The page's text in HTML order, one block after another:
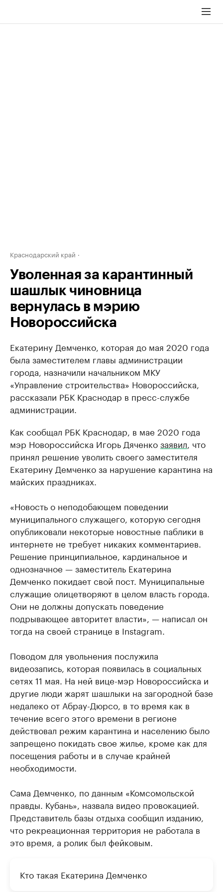
Краснодарский край
Уволенная за карантинный
шашлык чиновница
вернулась в мэрию
Новороссийска
Екатерину Демченко, которая до мая 2020 года
была заместителем главы администрации
города, назначили начальником МКУ
«Управление строительства» Новороссийска,
рассказали РБК Краснодар в пресс-службе
администрации.
Как сообщал РБК Краснодар, в мае 2020 года
мэр Новороссийска Игорь Дяченкозаявил , что
принял решение уволить своего заместителя
Екатерину Демченко за нарушение карантина на
майских праздниках.
«Новость о неподобающем поведении
муниципального служащего, которую сегодня
опубликовали некоторые новостные паблики в
интернете не требует никаких комментариев.
Решение принципиальное, кардинальное и
однозначное — заместитель Екатерина
Демченко покидает свой пост. Муниципальные
служащие олицетворяют в целом власть города.
Они не должны допускать поведение
подрывающее авторитет власти», — написал он
тогда на своей странице в Instagram.
Поводом для увольнения послужила
видеозапись, которая появилась в социальных
сетях 11 мая. На ней вице-мэр Новороссийска и
другие люди жарят шашлыки на загородной базе
недалеко от Абрау-Дюрсо, в то время как в
течение всего этого времени в регионе
действовал режим карантина и населению было
запрещено покидать свое жилье, кроме как для
посещения работы и в случае крайней
необходимости.
Сама Демченко, по данным «Комсомольской
правды. Кубань», назвала видео провокацией.
Представитель базы отдыха сообщил изданию,
что рекреационная территория не работала в
это время, а ролик был фейковым.
Кто такая Екатерина Демченко